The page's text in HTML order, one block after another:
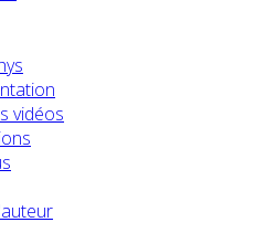
vidéos